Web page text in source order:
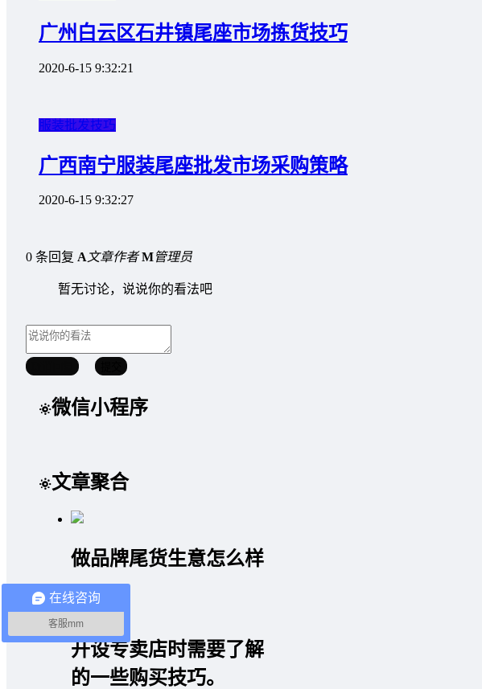
广州白云区石井镇尾座市场拣货技巧
2020-6-15 9:32:21
服装批发技巧
广西南宁服装尾座批发市场采购策略
2020-6-15 9:32:27
0 条回复 A文章作者 M管理员
暂无讨论，说说你的看法吧
微信小程序
文章聚合
做品牌尾货生意怎么样
2020/07/17
开设专卖店时需要了解
的一些购买技巧。
在线咨询
客服mm